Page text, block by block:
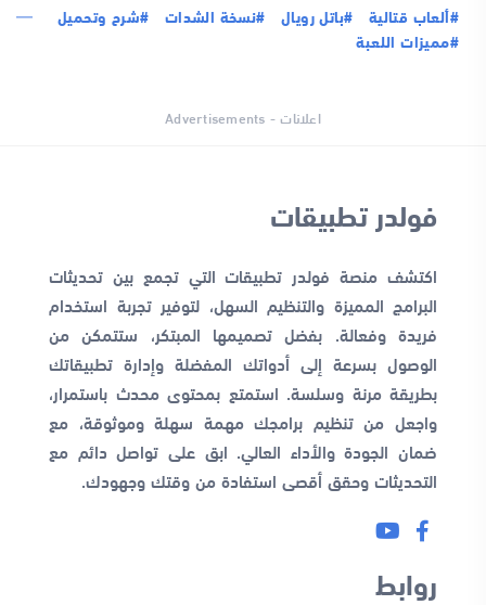
#ألعاب قتالية #باتل رويال #نسخة الشدات
#شرح وتحميل
#مميزات اللعبة
اعلانات - Advertisements
فولدر تطبيقات
اكتشف منصة فولدر تطبيقات التي تجمع بين تحديثات
البرامج المميزة والتنظيم السهل، لتوفير تجربة استخدام
فريدة وفعالة. بفضل تصميمها المبتكر، ستتمكن من
الوصول بسرعة إلى أدواتك المفضلة وإدارة تطبيقاتك
بطريقة مرنة وسلسة. استمتع بمحتوى محدث باستمرار،
واجعل من تنظيم برامجك مهمة سهلة وموثوقة، مع
ضمان الجودة والأداء العالي. ابق على تواصل دائم مع
التحديثات وحقق أقصى استفادة من وقتك وجهودك.
روابط